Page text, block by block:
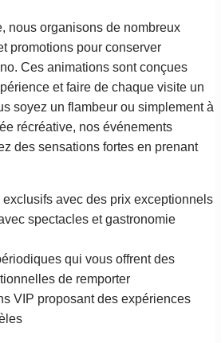
nous organisons de nombreux
promotions pour conserver
Ces animations sont conçues
et faire de chaque visite un
soyez un flambeur ou simplement à
récréative, nos événements
des sensations fortes en prenant
exclusifs avec des prix exceptionnels
spectacles et gastronomie
qui vous offrent des
de remporter
VIP proposant des expériences